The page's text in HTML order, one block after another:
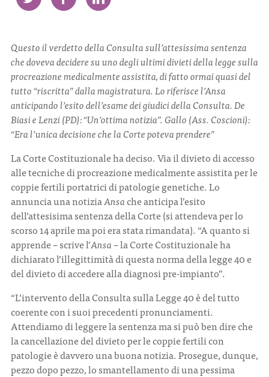
ITA ENG
Questo il verdetto della Consulta sull’attesissima sentenza
che doveva decidere su uno degli ultimi divieti della legge sulla
procreazione medicalmente assistita, di fatto ormai quasi del
tutto “riscritta” dalla magistratura. Lo riferisce l’Ansa
anticipando l’esito dell’esame dei giudici della Consulta. De
Biasi e Lenzi (PD): “Un’ottima notizia”. Gallo (Ass. Coscioni):
“Era l’unica decisione che la Corte poteva prendere”
La Corte Costituzionale ha deciso. Via il divieto di accesso
alle tecniche di procreazione medicalmente assistita per le
coppie fertili portatrici di patologie genetiche. Lo
annuncia una notiziaAnsache anticipa l’esito
dell’attesisima sentenza della Corte (si attendeva per lo
scorso 14 aprile ma poi era stata rimandata). “A quanto si
apprende – scrive l’Ansa– la Corte Costituzionale ha
dichiarato l’illegittimità di questa norma della legge 40 e
del divieto di accedere alla diagnosi pre-impianto”.
“L’intervento della Consulta sulla Legge 40 è del tutto
coerente con i suoi precedenti pronunciamenti.
Attendiamo di leggere la sentenza ma si può ben dire che
la cancellazione del divieto per le coppie fertili con
patologie è davvero una buona notizia. Prosegue, dunque,
pezzo dopo pezzo, lo smantellamento di una pessima